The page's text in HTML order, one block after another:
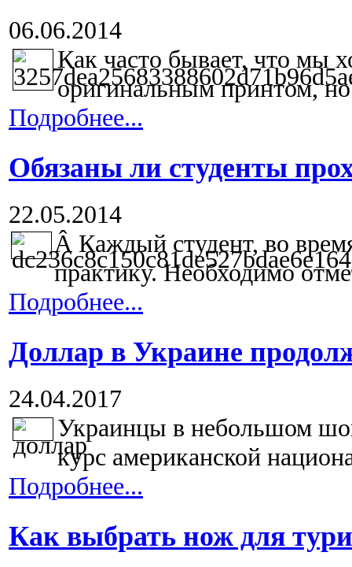
06.06.2014
Как часто бывает, что мы
оригинальным принтом,
Подробнее...
Обязаны ли студенты
22.05.2014
Â Каждый студент, во
практику. Необходимо
Подробнее...
Доллар в Украине
24.04.2017
Украинцы в небольшом
курс американской
Подробнее...
Как выбрать нож для